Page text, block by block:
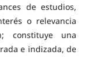
de estudios,
o relevancia
constituye una
e indizada, de